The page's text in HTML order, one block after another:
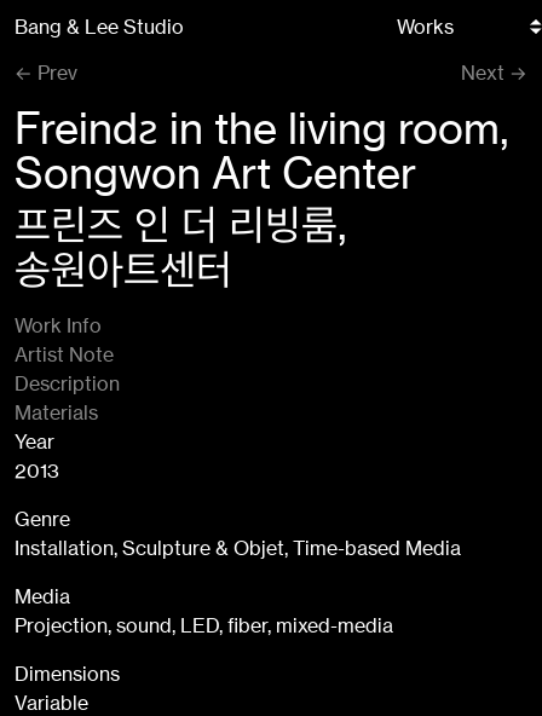
Skip
content
Bang & Lee Studio
Prev
Next
Freindƨ in the living room,
Songwon Art Center
프린즈 인 더 리빙룸,
송원아트센터
Work Info
Artist Note
Description
Materials
Year
2013
Genre
Installation, Sculpture & Objet, Time-based Media
Media
Projection, sound, LED, fiber, mixed-media
Dimensions
Variable